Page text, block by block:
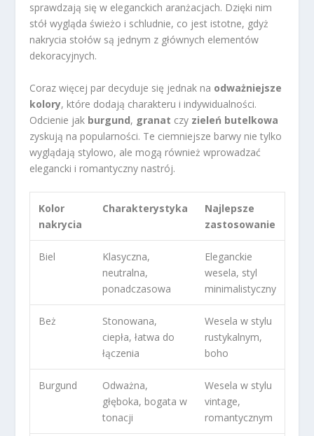
sprawdzają się w eleganckich aranżacjach. Dzięki nim
stół wygląda świeżo i schludnie, co jest istotne, gdyż
nakrycia stołów są jednym z głównych elementów
dekoracyjnych.
Coraz więcej par decyduje się jednak na odważniejsze
kolory, które dodają charakteru i indywidualności.
Odcienie jak burgund, granat czy zieleń butelkowa
zyskują na popularności. Te ciemniejsze barwy nie tylko
wyglądają stylowo, ale mogą również wprowadzać
elegancki i romantyczny nastrój.
Kolor
nakrycia
Charakterystyka
Najlepsze
zastosowanie
Biel
Klasyczna,
neutralna,
ponadczasowa
Eleganckie
wesela, styl
minimalistyczny
Beż
Stonowana,
ciepła, łatwa do
łączenia
Wesela w stylu
rustykalnym,
boho
Burgund
Odważna,
głęboka, bogata w
tonacji
Wesela w stylu
vintage,
romantycznym